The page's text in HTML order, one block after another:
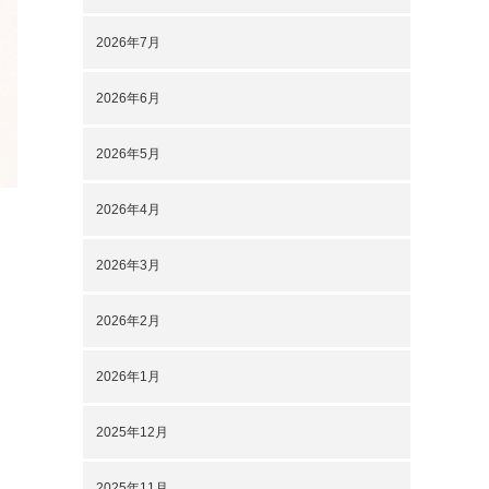
2026年7月
2026年6月
2026年5月
2026年4月
2026年3月
2026年2月
2026年1月
2025年12月